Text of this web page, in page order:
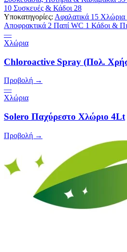
10 Συσκευές & Κάδοι 28
Υποκατηγορίες: Αφαλατικά 15 Χλώρια
Αποφρακτικά 2 Παπί WC 1 Κάδοι &
—
Χλώρια
Chloroactive Spray (Πολ.
Προβολή →
—
Χλώρια
Solero Παχύρεστο Χλώριο 4Lt
Προβολή →